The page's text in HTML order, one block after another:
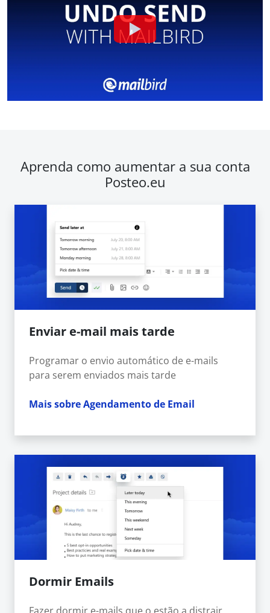
Aprenda como aumentar a sua conta
Posteo.eu
Enviar e-mail mais tarde
Programar o envio automático de e-mails
para serem enviados mais tarde
Mais sobre Agendamento de Email
Dormir Emails